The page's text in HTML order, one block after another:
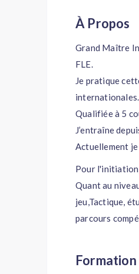
À Propos
Grand Maître
FLE.
Je pratique
internationales.
Qualifiée à 5
J’entraîne
Actuellement je
Pour l'initiation,
Quant au
jeu,Tactique,
parcours
Formation